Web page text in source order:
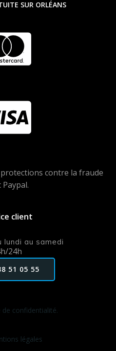
SUR ORLÉANS
contre la fraude
Paypal.
client
lundi au samedi
24h
51 05 55
de confidentialité.
légales